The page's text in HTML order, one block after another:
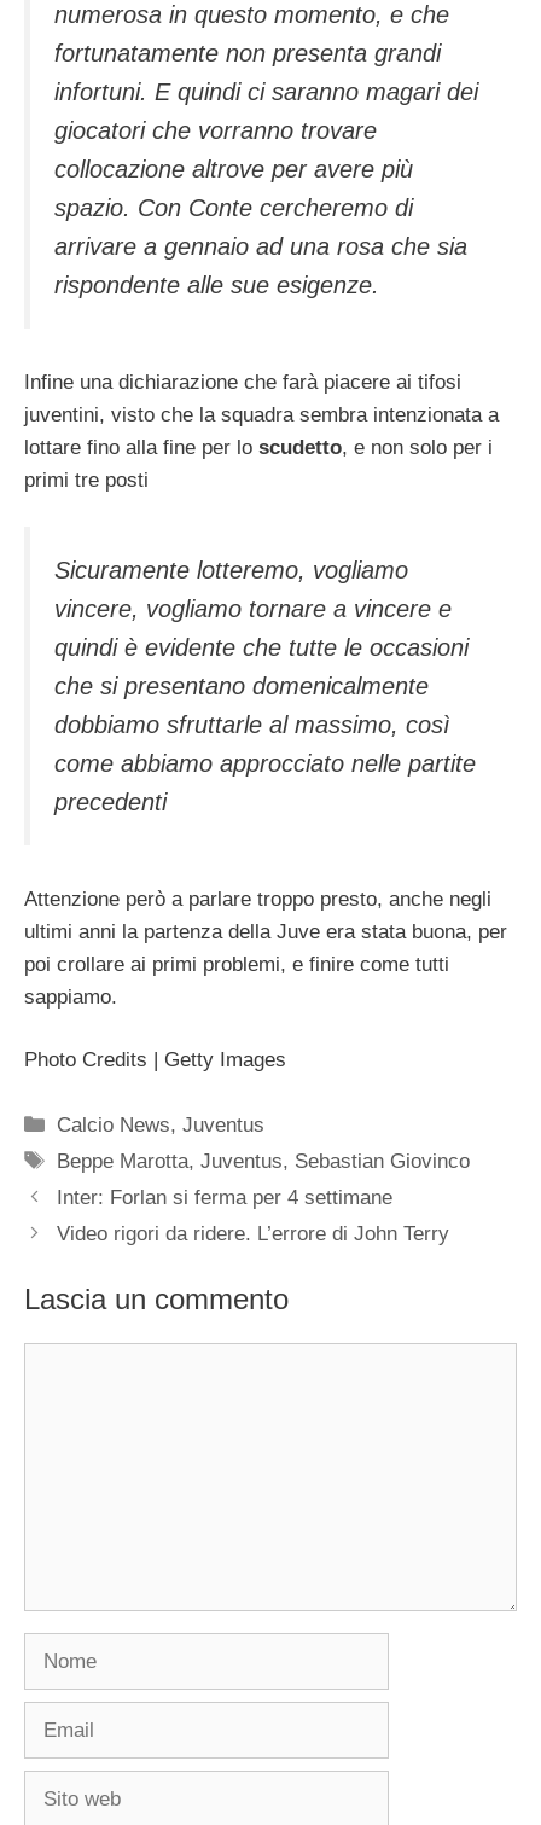
numerosa in questo momento, e che
fortunatamente non presenta grandi
infortuni. E quindi ci saranno magari dei
giocatori che vorranno trovare
collocazione altrove per avere più
spazio. Con Conte cercheremo di
arrivare a gennaio ad una rosa che sia
rispondente alle sue esigenze.
Infine una dichiarazione che farà piacere ai tifosi
juventini, visto che la squadra sembra intenzionata a
lottare fino alla fine per lo scudetto, e non solo per i
primi tre posti
Sicuramente lotteremo, vogliamo
vincere, vogliamo tornare a vincere e
quindi è evidente che tutte le occasioni
che si presentano domenicalmente
dobbiamo sfruttarle al massimo, così
come abbiamo approcciato nelle partite
precedenti
Attenzione però a parlare troppo presto, anche negli
ultimi anni la partenza della Juve era stata buona, per
poi crollare ai primi problemi, e finire come tutti
sappiamo.
Photo Credits | Getty Images
Categorie
Calcio News,Juventus
Tag
Beppe Marotta,Juventus, Sebastian Giovinco
Inter: Forlan si ferma per 4 settimane
Video rigori da ridere. L’errore di John Terry
Lascia un commento
Nome
Email
Sito